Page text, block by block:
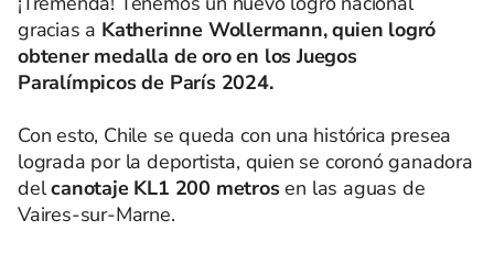
gracias a Katherinne Wollermann, quien logró
obtener medalla de oro en los Juegos
Paralímpicos de París 2024.
Con esto, Chile se queda con una histórica presea
lograda por la deportista, quien se coronó ganadora
delcanotaje KL1 200 metrosen las aguas de
Vaires-sur-Marne.